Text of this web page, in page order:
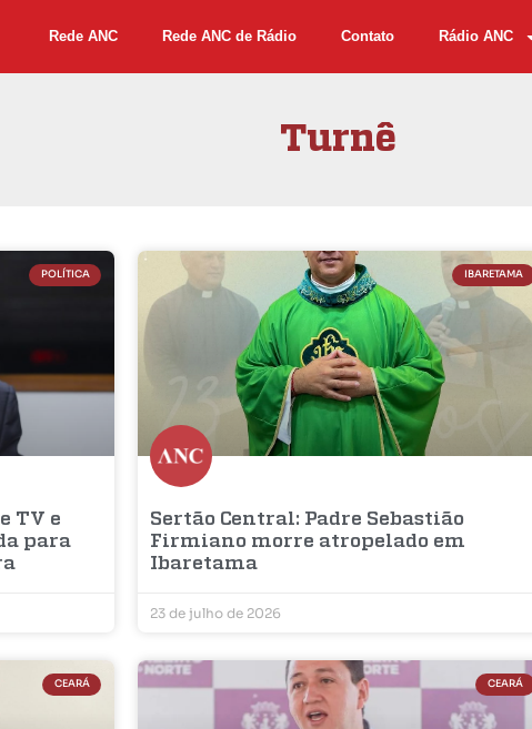
Rede ANC Rede ANC de Rádio Contato Rádio ANC
Turnê
POLÍTICA
TV e
para
IBARETAMA
Sertão Central: Padre Sebastião
Firmiano morre atropelado em
Ibaretama
23 de julho de 2026
CEARÁ CEARÁ